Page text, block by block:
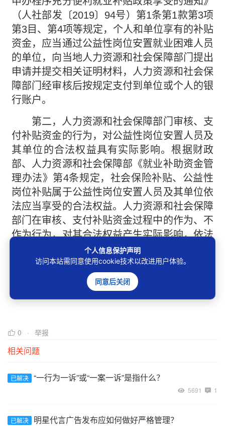
（人社部发〔2019〕94号）第1条第1款第3项
第3目、第4项等规定，个人和单位享有的补贴
资金，应当通过公益性岗位安置就业困难人员
的单位，向当地人力资源和社会保障部门提出
申请并提交相关证明材料，人力资源和社会保
障部门经审核后按规定支付到单位或个人的银
行账户。
第二，人力资源和社会保障部门审核、支
付补贴资金的行为，对公益性岗位安置人员及
其单位的合法权益具有实际影响。根据财政
部、人力资源和社会保障部《就业补助资金管
理办法》第4条规定，社会保险补贴、公益性
岗位补贴属于公益性岗位安置人员及其单位依
法应当享受的合法权益。人力资源和社会保障
部门在审核、支付补贴资金过程中的作为、不
作为行为，对其合法权益产生实际影响，依法
属于行政诉讼的受案范围。 [来源于《最高人
民法院“行政审判讲堂”第十期答疑实录》
（2024年12月30日）]
0 举报
相关问题
已解决 “一行为一诉”或“一案一诉”是指什么？
5691 1
已解决 明星代言广告发布应如何做好严格管理？
个人信息保护声明
访问本站需同意使用cookie技术以改进用户体验。
同意后关闭